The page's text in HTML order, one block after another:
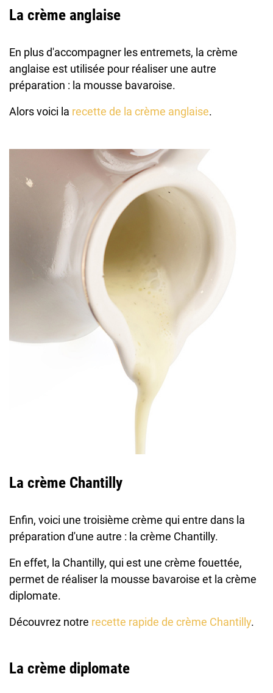
La crème anglaise
En plus d'accompagner les entremets, la crème
anglaise est utilisée pour réaliser une autre
préparation : la mousse bavaroise.
Alors voici la recette de la crème anglaise.
La crème Chantilly
Enfin, voici une troisième crème qui entre dans la
préparation d'une autre : la crème Chantilly.
En effet, la Chantilly, qui est une crème fouettée,
permet de réaliser la mousse bavaroise et la crème
diplomate.
Découvrez notre recette rapide de crème Chantilly.
La crème diplomate